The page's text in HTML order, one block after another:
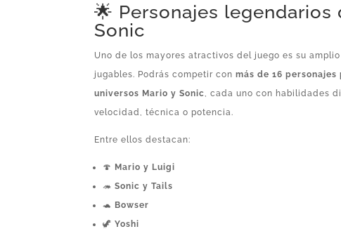
🌟 Personajes legendarios
Sonic
Uno de los mayores atractivos del juego es su
jugables. Podrás competir conmás de 16
universos Mario y Sonic
, cada uno con habilidades
velocidad, técnica o potencia.
Entre ellos destacan:
🍄 Mario y Luigi
🦔Sonic y Tails
🐢 Bowser
🦖Yoshi